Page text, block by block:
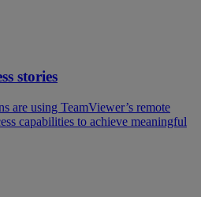
stories
are using TeamViewer’s remote
capabilities to achieve meaningful